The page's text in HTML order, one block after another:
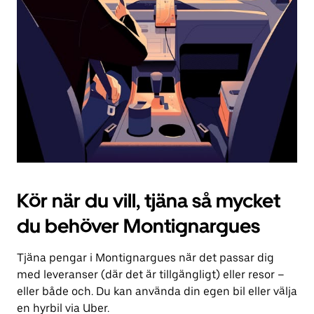
för
stänga
kalendern.
Kör när du vill, tjäna så mycket
du behöver Montignargues
Tjäna pengar i Montignargues när det passar dig
med leveranser (där det är tillgängligt) eller resor –
eller både och. Du kan använda din egen bil eller välja
en hyrbil via Uber.